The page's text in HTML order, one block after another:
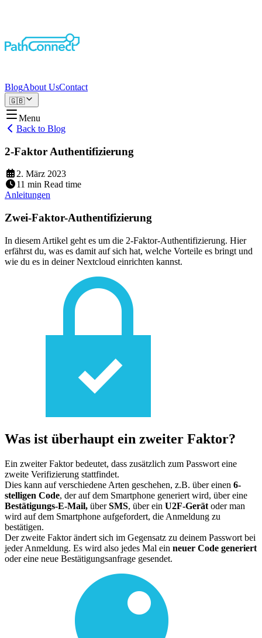
BlogAbout UsContact
🇬🇧
Menu
Back to Blog
2-Faktor Authentifizierung
2. März 2023
11 min Read time
Anleitungen
Zwei-Faktor-Authentifizierung
In diesem Artikel geht es um die 2-Faktor-Authentifizierung. Hier
erfährst du, was es damit auf sich hat, welche Vorteile es bringt und
wie du es in deiner Nextcloud einrichten kannst.
Was ist überhaupt ein zweiter Faktor?
Ein zweiter Faktor bedeutet, dass zusätzlich zum Passwort eine
zweite Verifizierung stattfindet.
Dies kann auf verschiedene Arten geschehen, z.B. über einen 6-
stelligen Code, der auf dem Smartphone generiert wird, über eine
Bestätigungs-E-Mail, überSMS, über ein U2F-Gerät oder man
wird auf dem Smartphone aufgefordert, die Anmeldung zu
bestätigen.
Der zweite Faktor ändert sich im Gegensatz zu deinem Passwort bei
jeder Anmeldung. Es wird also jedes Mal ein neuer Code generiert
oder eine neue Bestätigungsanfrage gesendet.